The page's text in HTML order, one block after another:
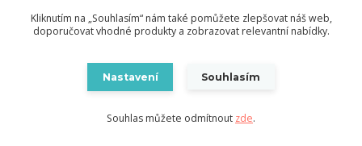
Kliknutím na „Souhlasím“ nám také pomůžete zlepšovat náš web,
doporučovat vhodné produkty a zobrazovat relevantní nabídky.
Nastavení Souhlasím
Souhlas můžete odmítnout zde.